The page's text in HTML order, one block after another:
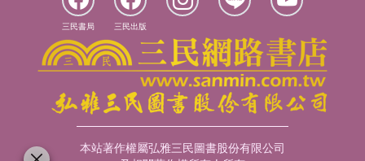
三民書局 三民出版
本站著作權屬弘雅三民圖書股份有限公司